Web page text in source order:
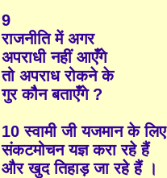
9
राजनीति में अगर
अपराधी नहीं आएँगे
तो अपराध रोकने के
गुर कौैन बताएँंगे ?
10 स्वामी जी यजमान के लिए
संकटमोचन यज्ञ करा रहे हैं
और खुद तिहाड़ जा रहे हैं ।